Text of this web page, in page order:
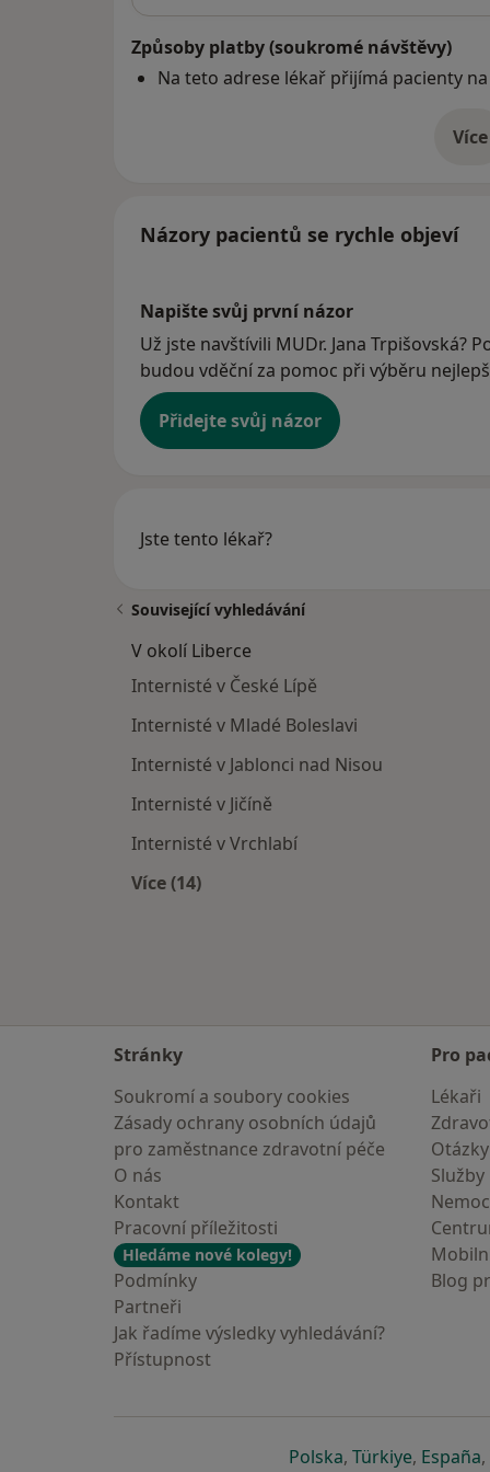
Způsoby platby (soukromé návštěvy)
Na teto adrese lékař přijímá pacienty
Více
o
Názory pacientů se rychle objeví
Napište svůj první názor
Už jste navštívili MUDr. Jana Trpišovská?
budou vděční za pomoc při výběru
Přidejte svůj názor
Jste tento lékař?
Související vyhledávání
V okolí Liberce
Internisté v České Lípě
Internisté v Mladé Boleslavi
Internisté v Jablonci nad Nisou
Internisté v Jičíně
Internisté v Vrchlabí
Více (14)
Stránky
Soukromí a soubory cookies
Zásady ochrany osobních údajů
pro zaměstnance zdravotní péče
O nás
Kontakt
Pracovní příležitosti
Hledáme nové kolegy!
Podmínky
Partneři
Jak řadíme výsledky vyhledávání?
Přístupnost
Pro
Lékaři
Služby
Blog
Polskase otevře v nové
, Türkiyese
, España,